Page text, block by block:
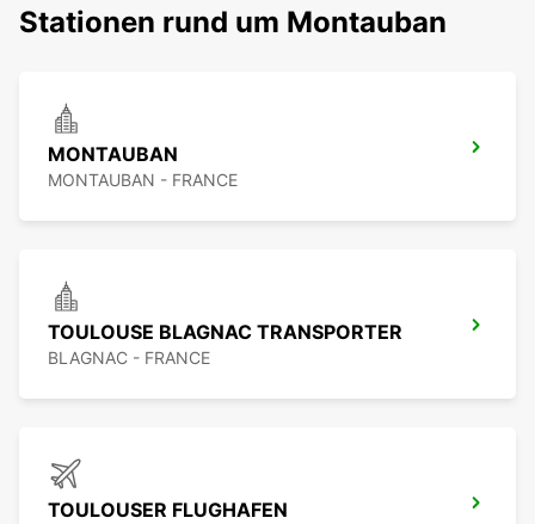
Stationen rund um Montauban
MONTAUBAN
MONTAUBAN - FRANCE
TOULOUSE BLAGNAC TRANSPORTER
BLAGNAC - FRANCE
TOULOUSER FLUGHAFEN